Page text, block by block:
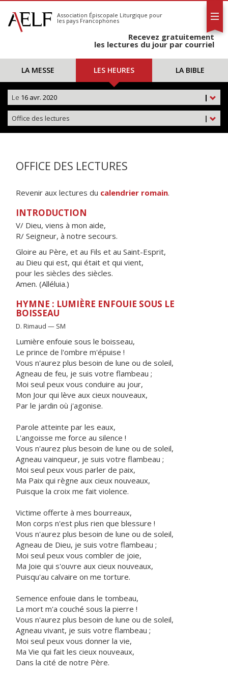
S'abonner
Calendrier
Association Épiscopale Liturgique pour
les pays Francophones
Recevez gratuitement
les lectures du jour par courriel
LA MESSE LES HEURES LA BIBLE
|
Le 16 avr. 2020
|
Office des lectures
OFFICE DES LECTURES
Revenir aux lectures du calendrier romain.
INTRODUCTION
V/ Dieu, viens à mon aide,
R/ Seigneur, à notre secours.
Gloire au Père, et au Fils et au Saint-Esprit,
au Dieu qui est, qui était et qui vient,
pour les siècles des siècles.
Amen. (Alléluia.)
HYMNE : LUMIÈRE ENFOUIE SOUS LE
BOISSEAU
D. Rimaud — SM
Lumière enfouie sous le boisseau,
Le prince de l'ombre m'épuise !
Vous n'aurez plus besoin de lune ou de soleil,
Agneau de feu, je suis votre flambeau ;
Moi seul peux vous conduire au jour,
Mon Jour qui lève aux cieux nouveaux,
Par le jardin où j'agonise.
Parole atteinte par les eaux,
L'angoisse me force au silence !
Vous n'aurez plus besoin de lune ou de soleil,
Agneau vainqueur, je suis votre flambeau ;
Moi seul peux vous parler de paix,
Ma Paix qui règne aux cieux nouveaux,
Puisque la croix me fait violence.
Victime offerte à mes bourreaux,
Mon corps n'est plus rien que blessure !
Vous n'aurez plus besoin de lune ou de soleil,
Agneau de Dieu, je suis votre flambeau ;
Moi seul peux vous combler de joie,
Ma Joie qui s'ouvre aux cieux nouveaux,
Puisqu'au calvaire on me torture.
Semence enfouie dans le tombeau,
La mort m'a couché sous la pierre !
Vous n'aurez plus besoin de lune ou de soleil,
Agneau vivant, je suis votre flambeau ;
Moi seul peux vous donner la vie,
Ma Vie qui fait les cieux nouveaux,
Dans la cité de notre Père.